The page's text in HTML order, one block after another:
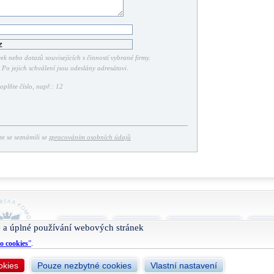
nebo dotazů souvisejících s činností vybrané firmy.
jejich schválení jsou odeslány adresátovi.
číslo, např.: 12
se seznámili se zpracováním osobních údajů
O projektu Nápověda
úplné používání webových stránek
cookies”.
Pouze nezbytné cookies Vlastní nastavení